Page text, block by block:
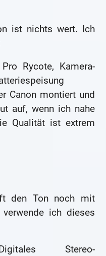
ist nichts wert. Ich
Rycote, Kamera-
Canon montiert und
auf, wenn ich nahe
Qualität ist extrem
den Ton noch mit
ich dieses
Stereo-